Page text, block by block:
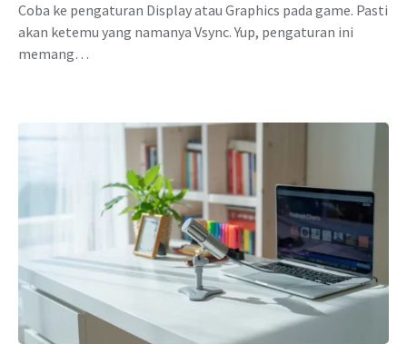
Coba ke pengaturan Display atau Graphics pada game. Pasti
akan ketemu yang namanya Vsync. Yup, pengaturan ini
memang…